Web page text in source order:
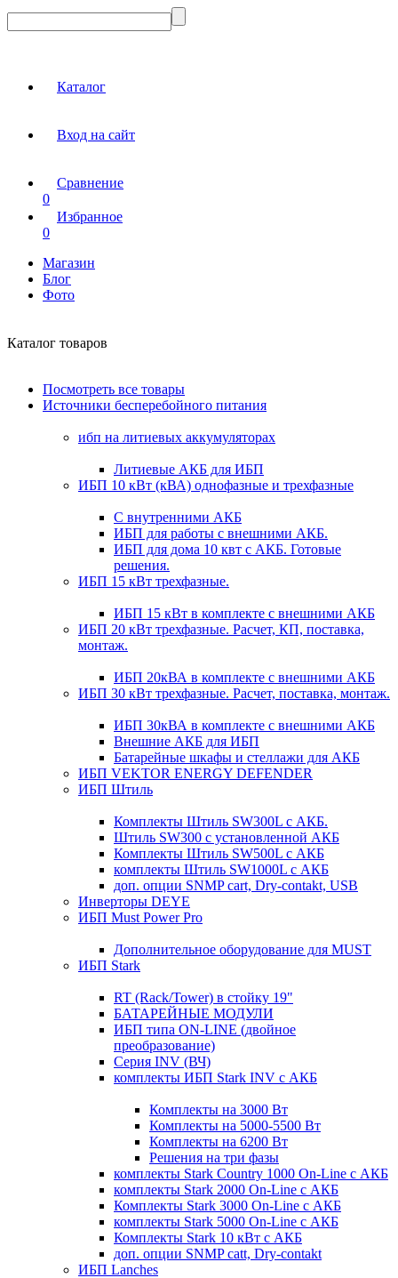
Каталог
Вход на сайт
Сравнение
0
Избранное
0
Магазин
Блог
Фото
Каталог товаров
Посмотреть все товары
Источники бесперебойного питания
ибп на литиевых аккумуляторах
Литиевые АКБ для ИБП
ИБП 10 кВт (кВА) однофазные и трехфазные
С внутренними АКБ
ИБП для работы с внешними АКБ.
ИБП для дома 10 квт с АКБ. Готовые
решения.
ИБП 15 кВт трехфазные.
ИБП 15 кВт в комплекте с внешними АКБ
ИБП 20 кВт трехфазные. Расчет, КП, поставка,
монтаж.
ИБП 20кВА в комплекте с внешними АКБ
ИБП 30 кВт трехфазные. Расчет, поставка, монтаж.
ИБП 30кВА в комплекте с внешними АКБ
Внешние АКБ для ИБП
Батарейные шкафы и стеллажи для АКБ
ИБП VEKTOR ENERGY DEFENDER
ИБП Штиль
Комплекты Штиль SW300L с АКБ.
Штиль SW300 с установленной АКБ
Комплекты Штиль SW500L с АКБ
комплекты Штиль SW1000L с АКБ
доп. опции SNMP cart, Dry-contakt, USB
Инверторы DEYE
ИБП Must Power Pro
Дополнительное оборудование для MUST
ИБП Stark
RT (Rack/Tower) в стойку 19"
БАТАРЕЙНЫЕ МОДУЛИ
ИБП типа ON-LINE (двойное
преобразование)
Серия INV (ВЧ)
комплекты ИБП Stark INV с АКБ
Комплекты на 3000 Вт
Комплекты на 5000-5500 Вт
Комплекты на 6200 Вт
Решения на три фазы
комплекты Stark Country 1000 On-Line с АКБ
комплекты Stark 2000 On-Line с АКБ
Комплекты Stark 3000 On-Line с АКБ
комплекты Stark 5000 On-Line с АКБ
Комплекты Stark 10 кВт с АКБ
доп. опции SNMP catt, Dry-contakt
ИБП Lanches